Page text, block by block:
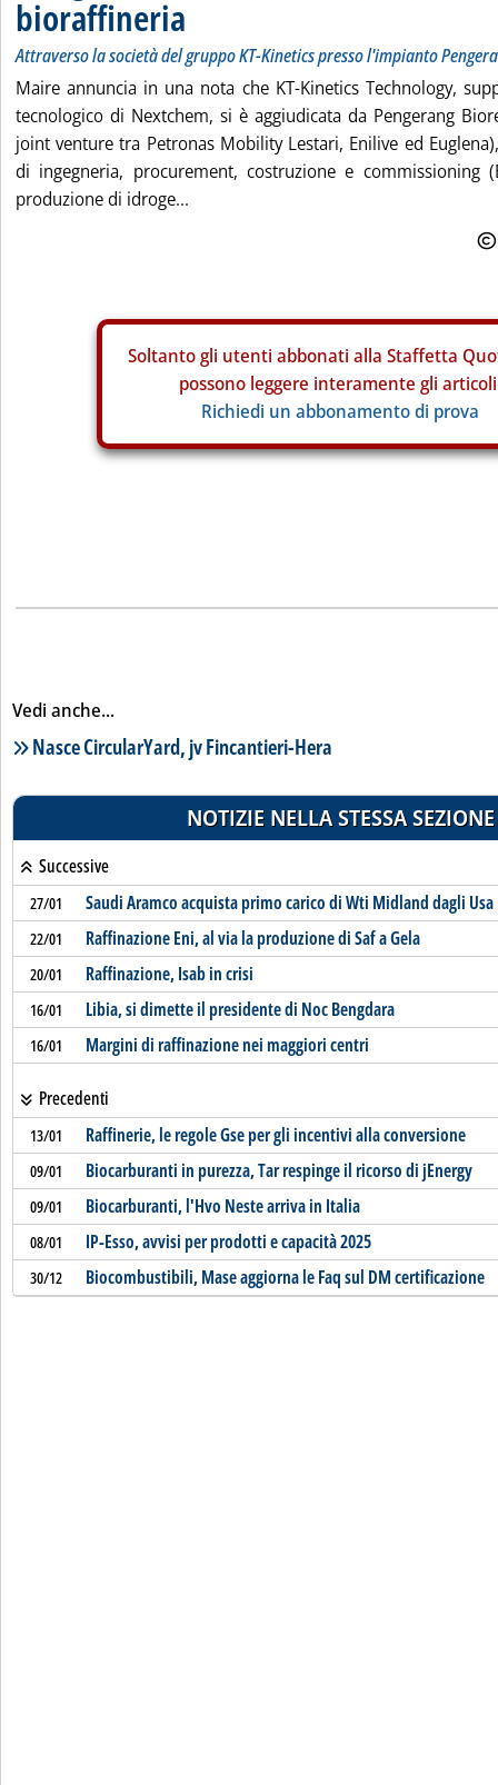
bioraffineria
Attraverso la società del gruppo KT-Kinetics presso l'impianto
Maire annuncia in una nota che KT-Kinetics Technology,
tecnologico di Nextchem, si è aggiudicata da Pengerang
joint venture tra Petronas Mobility Lestari, Enilive ed
di ingegneria, procurement, costruzione e commissioning
produzione di idroge...
Soltanto gli utenti abbonati alla Staffetta
possono leggere interamente gli
Richiedi un abbonamento di prova
Vedi anche...
Lista notizie correlate
Nasce CircularYard, jv Fincantieri-Hera
NOTIZIE NELLA STESSA SEZIONE
Successive
27/01 Saudi Aramco acquista primo carico di Wti Midland dagli Usa
22/01 Raffinazione Eni, al via la produzione di Saf a Gela
20/01 Raffinazione, Isab in crisi
16/01 Libia, si dimette il presidente di Noc Bengdara
16/01 Margini di raffinazione nei maggiori centri
Precedenti
13/01 Raffinerie, le regole Gse per gli incentivi alla conversione
09/01 Biocarburanti in purezza, Tar respinge il ricorso di jEnergy
09/01 Biocarburanti, l'Hvo Neste arriva in Italia
08/01 IP-Esso, avvisi per prodotti e capacità 2025
30/12 Biocombustibili, Mase aggiorna le Faq sul DM certificazione